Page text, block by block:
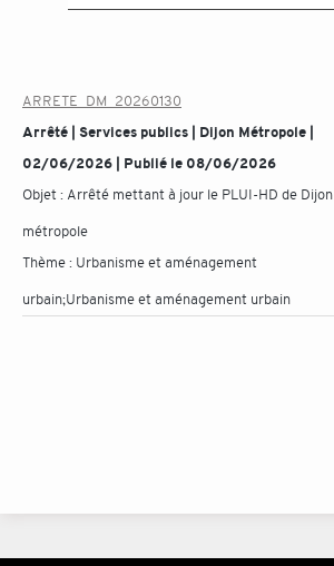
ARRETE_DM_20260130
Arrêté | Services publics | Dijon Métropole |
02/06/2026 | Publié le 08/06/2026
Objet : Arrêté mettant à jour le PLUI-HD de Dijon
métropole
Thème : Urbanisme et aménagement
urbain;Urbanisme et aménagement urbain